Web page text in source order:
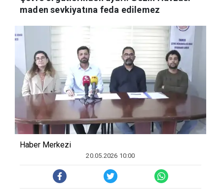
Haber Merkezi
20.05.2026 10:00
Çevre Mühendisleri Odası Diyarbakır
Şubesi, Diyarbakır Ekoloji Meclisi ve
Diyarbakır Barosu tarafından yapılan